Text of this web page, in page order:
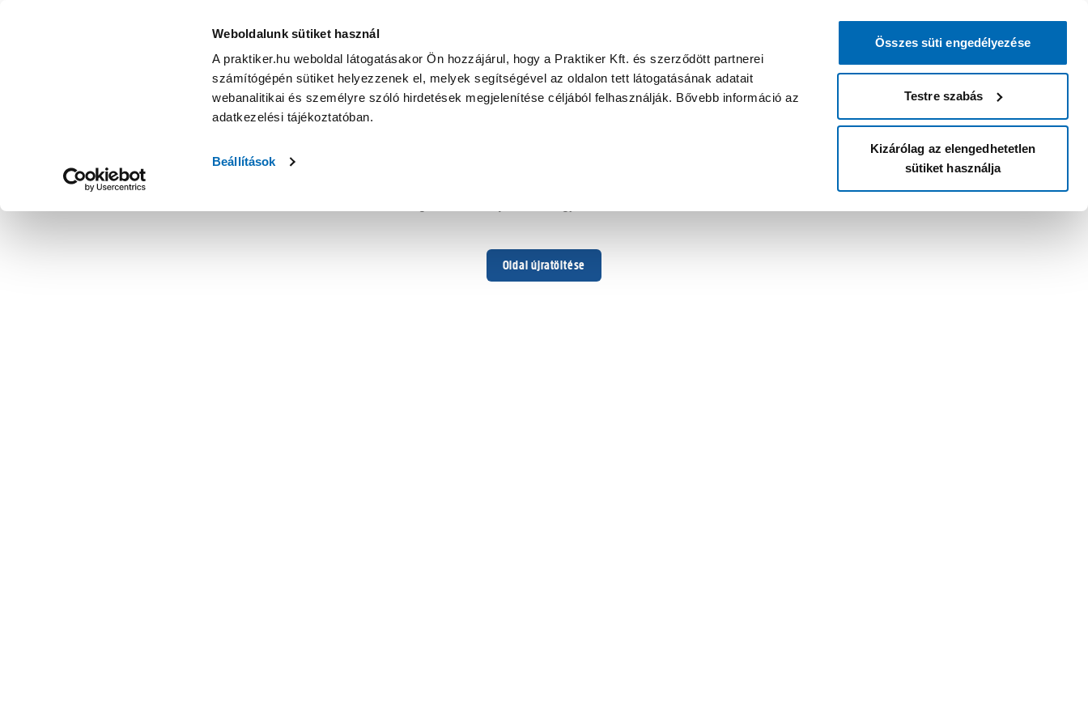
Weboldalunk sütiket használ
A praktiker.hu weboldal látogatásakor Ön hozzájárul, hogy a Praktiker Kft. és szerződött partnerei
számítógépén sütiket helyezzenek el, melyek segítségével az oldalon tett látogatásának adatait
webanalitikai és személyre szóló hirdetések megjelenítése céljából felhasználják. Bővebb információ az
adatkezelési tájékoztatóban.
Beállítások
Összes süti engedélyezése
Testre szabás
Kizárólag az elengedhetetlen
sütiket használja
Oldal újratöltése